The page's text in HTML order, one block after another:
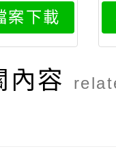
2
案下載
內容